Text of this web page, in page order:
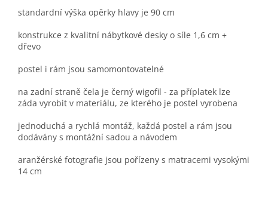
standardní výška opěrky hlavy je 90 cm
konstrukce z kvalitní nábytkové desky o síle 1,6 cm +
dřevo
postel i rám jsou samomontovatelné
na zadní straně čela je černý wigofil - za příplatek lze
záda vyrobit v materiálu, ze kterého je postel vyrobena
jednoduchá a rychlá montáž, každá postel a rám jsou
dodávány s montážní sadou a návodem
aranžérské fotografie jsou pořízeny s matracemi vysokými
14 cm